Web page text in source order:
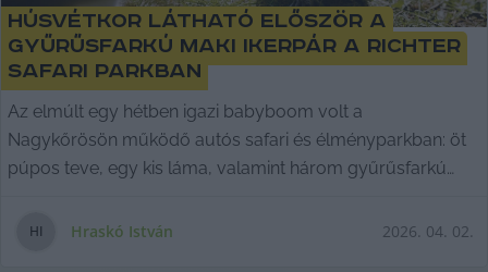
Húsvétkor látható először a
gyűrűsfarkú maki ikerpár a Richter
Safari Parkban
Az elmúlt egy hétben igazi babyboom volt a
Nagykőrösön működő autós safari és élményparkban: öt
púpos teve, egy kis láma, valamint három gyűrűsfarkú
HI Hraskó István 2026. 04. 02.